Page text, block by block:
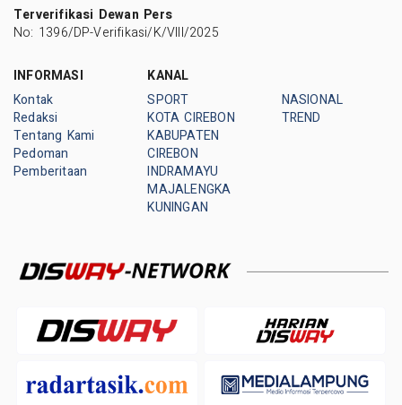
Terverifikasi Dewan Pers
No: 1396/DP-Verifikasi/K/VIII/2025
INFORMASI
Kontak
Redaksi
Tentang Kami
Pedoman
Pemberitaan
KANAL
SPORT
KOTA CIREBON
KABUPATEN
CIREBON
INDRAMAYU
MAJALENGKA
KUNINGAN
NASIONAL
TREND